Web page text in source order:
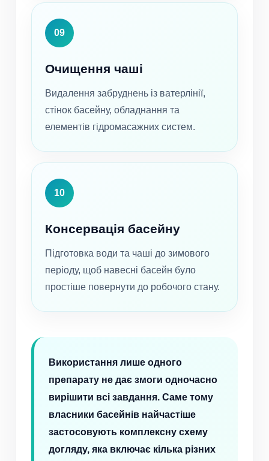
09
Очищення чаші
Видалення забруднень із ватерлінії,
стінок басейну, обладнання та
елементів гідромасажних систем.
10
Консервація басейну
Підготовка води та чаші до зимового
періоду, щоб навесні басейн було
простіше повернути до робочого стану.
Використання лише одного
препарату не дає змоги одночасно
вирішити всі завдання. Саме тому
власники басейнів найчастіше
застосовують комплексну схему
догляду, яка включає кілька різних